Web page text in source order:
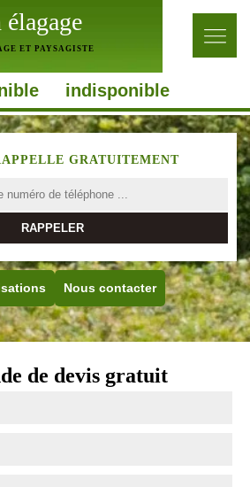
élagage
ET PAYSAGISTE
indisponible
GRATUITEMENT
Nous contacter
de devis gratuit